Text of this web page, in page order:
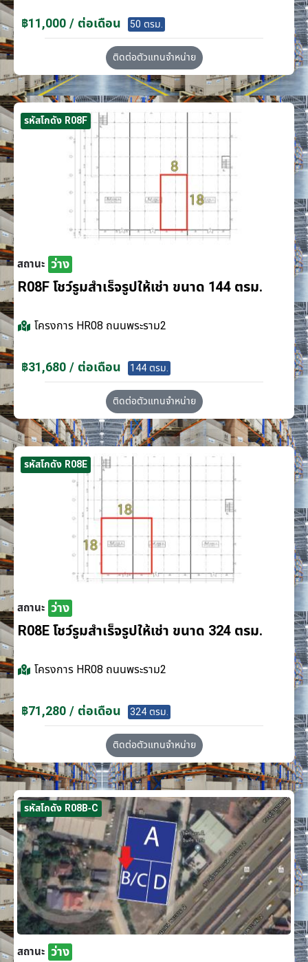
฿11,000 / ต่อเดือน 50 ตรม.
ติดต่อตัวแทนจำหน่าย
รหัสโกดัง R08F
สถานะ ว่าง
R08F โชว์รูมสำเร็จรูปให้เช่า ขนาด 144 ตรม.
โครงการ HR08 ถนนพระราม2
฿31,680 / ต่อเดือน 144 ตรม.
ติดต่อตัวแทนจำหน่าย
รหัสโกดัง R08E
สถานะ ว่าง
R08E โชว์รูมสำเร็จรูปให้เช่า ขนาด 324 ตรม.
โครงการ HR08 ถนนพระราม2
฿71,280 / ต่อเดือน 324 ตรม.
ติดต่อตัวแทนจำหน่าย
รหัสโกดัง R08B-C
สถานะ ว่าง